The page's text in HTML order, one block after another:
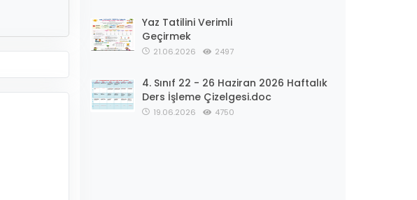
Yaz Tatilini Verimli
Geçirmek
21.06.2026 2497
4. Sınıf 22 - 26 Haziran 2026 Haftalık
Ders İşleme Çizelgesi.doc
19.06.2026 4750